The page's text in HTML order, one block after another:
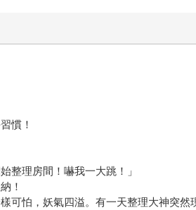
慣！
整理房間！嚇我一大跳！」
！
可怕，妖氣四溢。有一天整理大神突